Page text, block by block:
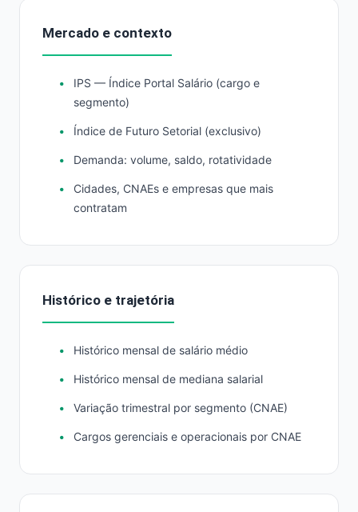
Mercado e contexto
IPS — Índice Portal Salário (cargo e
segmento)
Índice de Futuro Setorial (exclusivo)
Demanda: volume, saldo, rotatividade
Cidades, CNAEs e empresas que mais
contratam
Histórico e trajetória
Histórico mensal de salário médio
Histórico mensal de mediana salarial
Variação trimestral por segmento (CNAE)
Cargos gerenciais e operacionais por CNAE